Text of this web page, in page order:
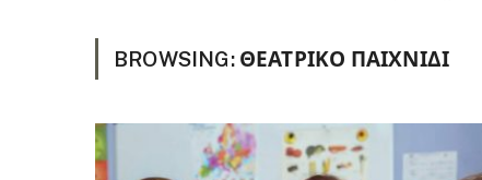
BROWSING: ΘΕΑΤΡΙΚΌ ΠΑΙΧΝΊΔΙ